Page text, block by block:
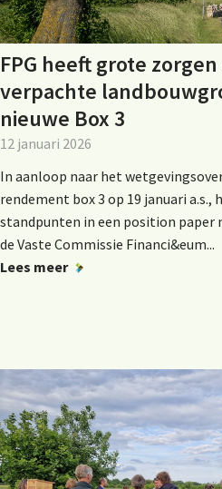
FPG heeft grote
verpachte
nieuwe Box 3
12 januari 2026
In aanloop naar het
rendement box 3 op 19 januari a.s.,
standpunten in een position paper
de Vaste Commissie Financi&eum...
Lees meer